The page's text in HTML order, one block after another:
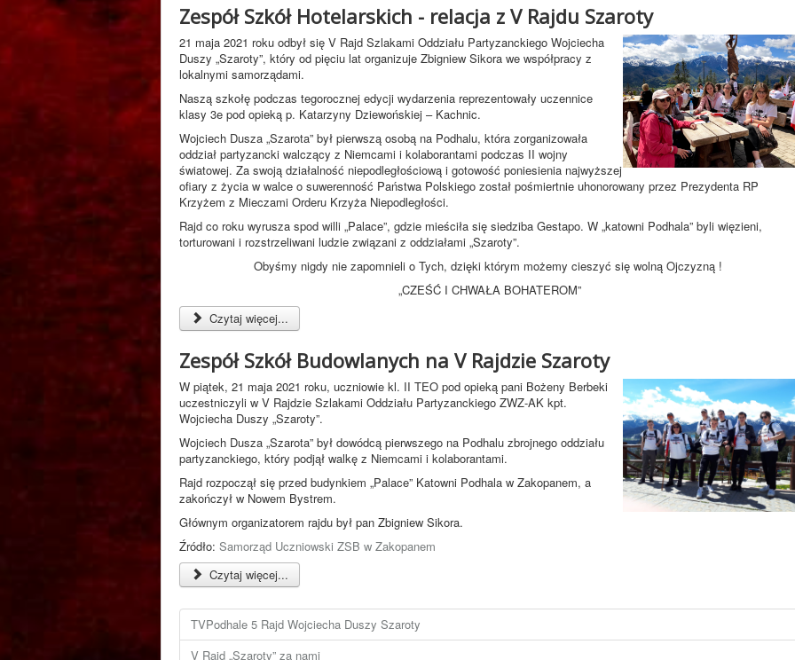
Zespół Szkół Hotelarskich - relacja z V Rajdu Szaroty
21 maja 2021 roku odbył się V Rajd Szlakami Oddziału Partyzanckiego Wojciecha
Duszy „Szaroty”, który od pięciu lat organizuje Zbigniew Sikora we współpracy z
lokalnymi samorządami.
Naszą szkołę podczas tegorocznej edycji wydarzenia reprezentowały uczennice
klasy 3e pod opieką p. Katarzyny Dziewońskiej – Kachnic.
Wojciech Dusza „Szarota” był pierwszą osobą na Podhalu, która zorganizowała
oddział partyzancki walczący z Niemcami i kolaborantami podczas II wojny
światowej. Za swoją działalność niepodległościową i gotowość poniesienia najwyższej
ofiary z życia w walce o suwerenność Państwa Polskiego został pośmiertnie uhonorowany przez Prezydenta RP
Krzyżem z Mieczami Orderu Krzyża Niepodległości.
Rajd co roku wyrusza spod willi „Palace”, gdzie mieściła się siedziba Gestapo. W „katowni Podhala” byli więzieni,
torturowani i rozstrzeliwani ludzie związani z oddziałami „Szaroty”.
Obyśmy nigdy nie zapomnieli o Tych, dzięki którym możemy cieszyć się wolną Ojczyzną !
„CZEŚĆ I CHWAŁA BOHATEROM”
Czytaj więcej...
Zespół Szkół Budowlanych na V Rajdzie Szaroty
W piątek, 21 maja 2021 roku, uczniowie kl. II TEO pod opieką pani Bożeny Berbeki
uczestniczyli w V Rajdzie Szlakami Oddziału Partyzanckiego ZWZ-AK kpt.
Wojciecha Duszy „Szaroty”.
Wojciech Dusza „Szarota” był dowódcą pierwszego na Podhalu zbrojnego oddziału
partyzanckiego, który podjął walkę z Niemcami i kolaborantami.
Rajd rozpoczął się przed budynkiem „Palace” Katowni Podhala w Zakopanem, a
zakończył w Nowem Bystrem.
Głównym organizatorem rajdu był pan Zbigniew Sikora.
Źródło: Samorząd Uczniowski ZSB w Zakopanem
Czytaj więcej...
TVPodhale 5 Rajd Wojciecha Duszy Szaroty
V Rajd „Szaroty” za nami